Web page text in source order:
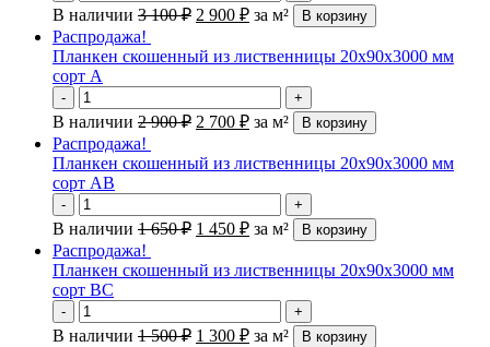
В наличии 3 100₽ 2 900 ₽ за м² В корзину
Распродажа!
Планкен скошенный из лиственницы 20х90х3000 мм
сорт А
- +
В наличии 2 900₽ 2 700 ₽ за м² В корзину
Распродажа!
Планкен скошенный из лиственницы 20х90х3000 мм
сорт АВ
- +
В наличии 1 650₽ 1 450 ₽ за м² В корзину
Распродажа!
Планкен скошенный из лиственницы 20х90х3000 мм
сорт ВС
- +
В наличии 1 500₽ 1 300 ₽ за м² В корзину